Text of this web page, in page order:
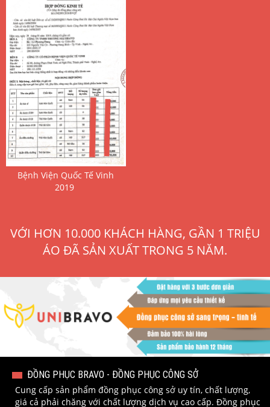
Bệnh Viện Quốc Tế Vinh
VỚI HƠN 10.000 KHÁCH HÀNG, GẦN 1 TRIỆU
ÁO ĐÃ SẢN XUẤT TRONG 5 NĂM.
ĐỒNG PHỤC BRAVO - ĐỒNG PHỤC CÔNG SỞ
Cung cấp sản phẩm đồng phục công sở uy tín, chất lượng,
giá cả phải chăng với chất lượng dịch vụ cao cấp. Đồng phục